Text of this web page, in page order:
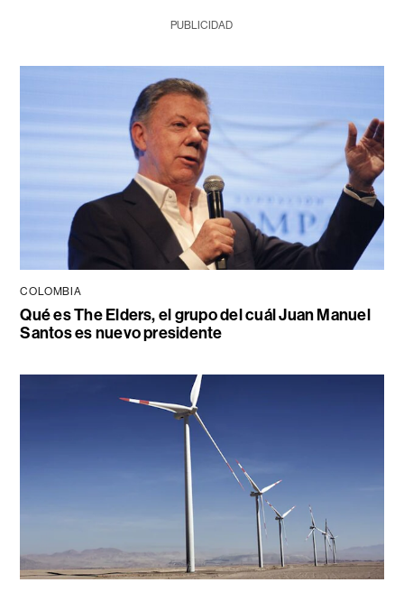
PUBLICIDAD
COLOMBIA
Qué es The Elders, el grupo del cuál Juan Manuel
Santos es nuevo presidente